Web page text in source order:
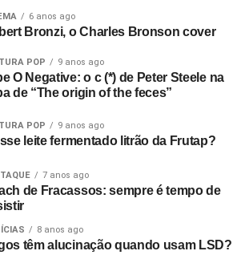
a turnê todos vestidos de
político. Em cada cidadezinha do
fomos falando, “a gente tem que
A turnê foi nessa onda,
6 anos ago
Bronzi, o Charles Bronson cover
POP 9 anos ago
O Negative: o c (*) de Peter Steele na
de “The origin of the feces”
POP 9 anos ago
leite fermentado litrão da Frutap?
7 anos ago
de Fracassos: sempre é tempo de
8 anos ago
têm alucinação quando usam LSD?